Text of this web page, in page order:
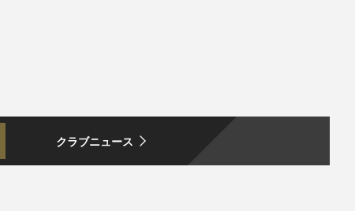
クラブニュース